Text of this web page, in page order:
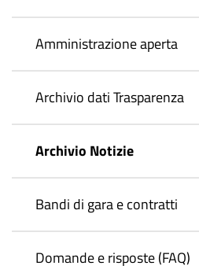
Amministrazione aperta
Archivio dati Trasparenza
Archivio Notizie
Bandi di gara e contratti
Domande e risposte (FAQ)